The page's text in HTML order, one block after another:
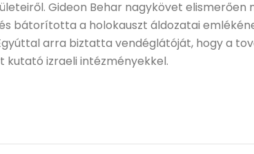
Gideon Behar nagykövet
bátorította a holokauszt áldozatai
arra biztatta vendéglátóját, hogy a
izraeli intézményekkel.